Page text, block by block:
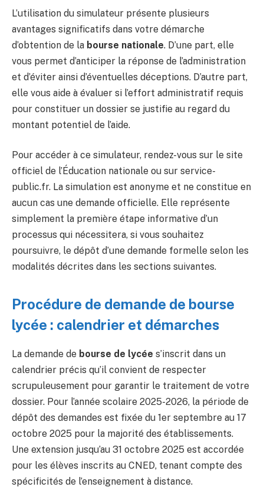
L’utilisation du simulateur présente plusieurs
avantages significatifs dans votre démarche
d’obtention de la bourse nationale. D’une part, elle
vous permet d’anticiper la réponse de l’administration
et d’éviter ainsi d’éventuelles déceptions. D’autre part,
elle vous aide à évaluer si l’effort administratif requis
pour constituer un dossier se justifie au regard du
montant potentiel de l’aide.
Pour accéder à ce simulateur, rendez-vous sur le site
officiel de l’Éducation nationale ou sur service-
public.fr. La simulation est anonyme et ne constitue en
aucun cas une demande officielle. Elle représente
simplement la première étape informative d’un
processus qui nécessitera, si vous souhaitez
poursuivre, le dépôt d’une demande formelle selon les
modalités décrites dans les sections suivantes.
Procédure de demande de bourse
lycée : calendrier et démarches
La demande de bourse de lycée s’inscrit dans un
calendrier précis qu’il convient de respecter
scrupuleusement pour garantir le traitement de votre
dossier. Pour l’année scolaire 2025-2026, la période de
dépôt des demandes est fixée du 1er septembre au 17
octobre 2025 pour la majorité des établissements.
Une extension jusqu’au 31 octobre 2025 est accordée
pour les élèves inscrits au CNED, tenant compte des
spécificités de l’enseignement à distance.